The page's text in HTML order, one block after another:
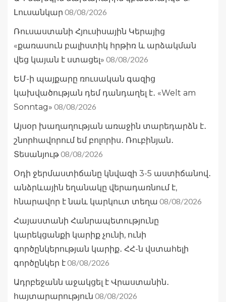
Լուսանկար 08/08/2026
Ռուսաստանի Հյուսիսային Կերայից
«քառասուն բալիստիկ հրթիռ և արձակման
վեց կայան է ստացել» 08/08/2026
ԵՄ-ի պայքարը ռուսական գազից
կախվածության դեմ դանդաղել է․ «Welt am
Sonntag» 08/08/2026
Այսօր խաղաղության առաջին տարեդարձն է․
շնորհավորում եմ բոլորիս․ Ռուբինյան․
Տեսանյութ08/08/2026
Օդի ջերմաստիճանը կնվազի 3-5 աստիճանով․
անձրևային եղանակը վերադառնում է,
հնարավոր է նաև կարկուտ տեղա 08/08/2026
Հայաստանի Հանրապետությունը
կարեկցանքի կարիք չունի, ունի
գործընկերության կարիք․ ՀՀ-ն վստահելի
գործընկեր է08/08/2026
Ադրբեջանն աջակցել է Վրաստանին․
հայտարարություն 08/08/2026